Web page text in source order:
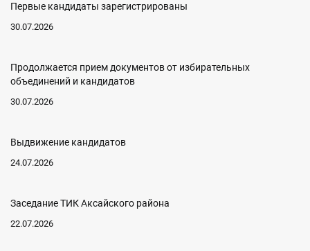
Первые кандидаты зарегистрированы
30.07.2026
Продолжается прием документов от избирательных
объединений и кандидатов
30.07.2026
Выдвижение кандидатов
24.07.2026
Заседание ТИК Аксайского района
22.07.2026